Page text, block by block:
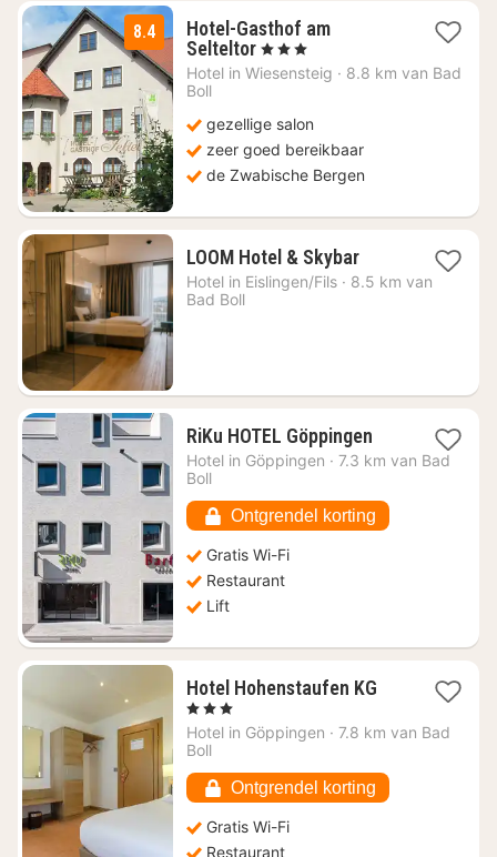
8.4
Hotel-Gasthof am
Selteltor1
nacht
117,60
, 3 Sterren
Hotel in Wiesensteig · 8.8 km van Bad
Boll
gezellige salon
zeer goed bereikbaar
de Zwabische Bergen
LOOM Hotel & Skybar1
nacht
Hotel in Eislingen/Fils · 8.5 km van
Bad Boll
RiKu HOTEL Göppingen1
nacht
80,11
Hotel in Göppingen · 7.3 km van Bad
Boll
Ontgrendel korting
Gratis Wi-Fi
Restaurant
Lift
Hotel Hohenstaufen KG1
vanaf
, 3 Sterren
Hotel in Göppingen · 7.8 km van Bad
Boll
Ontgrendel korting
Gratis Wi-Fi
Restaurant